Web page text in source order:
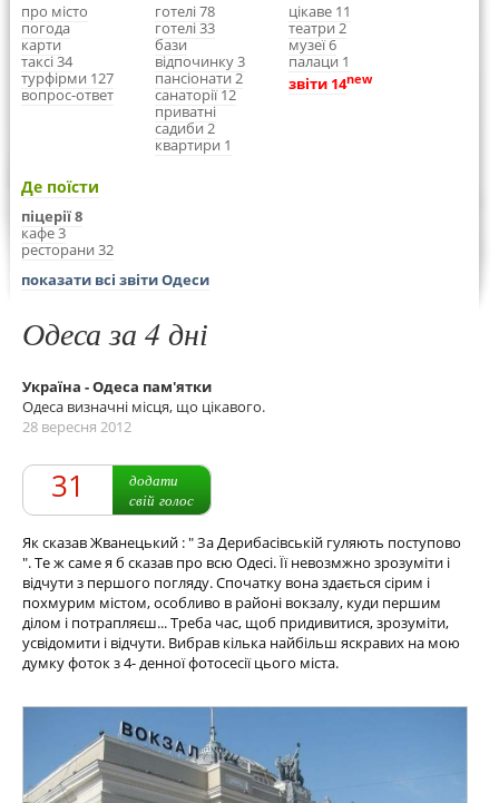
про місто
погода
карти
таксі 34
турфірми 127
вопрос-ответ
готелі 78
готелі 33
бази
відпочинку 3
пансіонати 2
санаторії 12
приватні
садиби 2
квартири 1
цікаве 11
театри 2
музеї 6
палаци 1
звіти 14new
Де поїсти
піцерії 8
кафе 3
ресторани 32
показати всі звіти Одеси
Одеса за 4 дні
Україна - Одеса пам'ятки
Одеса визначні місця, що цікавого.
28 вересня 2012
31
додати
свій голос
Як сказав Жванецький : " За Дерибасівській гуляють поступово
". Те ж саме я б сказав про всю Одесі. Її невозмжно зрозуміти і
відчути з першого погляду. Спочатку вона здається сірим і
похмурим містом, особливо в районі вокзалу, куди першим
ділом і потрапляєш... Треба час, щоб придивитися, зрозуміти,
усвідомити і відчути. Вибрав кілька найбільш яскравих на мою
думку фоток з 4- денної фотосесії цього міста.